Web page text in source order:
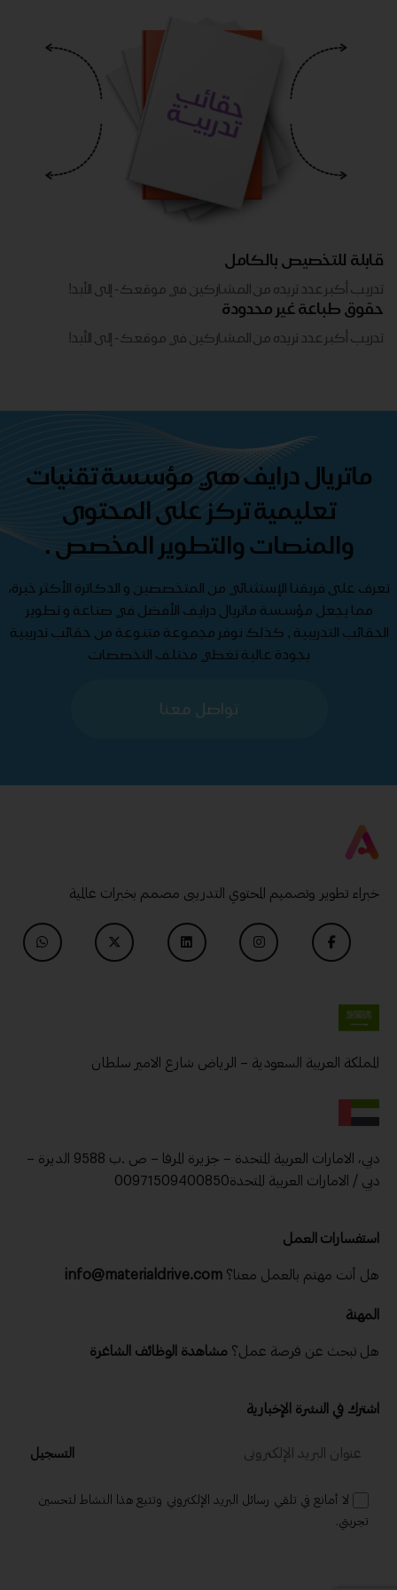
قابلة للتخصيص بالكامل
تدريب أكبر عدد تريده من المشاركين في موقعك - ​​إلى الأبد!
حقوق طباعة غير محدودة
تدريب أكبر عدد تريده من المشاركين في موقعك - ​​إلى الأبد!
ماتريال درايف هي مؤسسة تقنيات
تعليمية تركز على المحتوى
والمنصات والتطوير المخصص .
تعرف على فريقنا الإستثنائي من المتخصصين و الدكاترة الأكثر خبرة،
مما يجعل مؤسسة ماتريال درايف الأفضل في صناعة و تطوير
الحقائب التدريبية , كذلك نوفر مجموعة متنوعة من حقائب تدريبية
بجودة عالية تغطي مختلف التخصصات
تواصل معنا
خبراء تطوير وتصميم المحتوي التدريبى مصمم بخبرات عالمية
المملكة العربية السعودية – الرياض شارع الامير سلطان
دبي، الامارات العربية المتحدة – جزيرة المرفا – ص .ب 9588 الديرة –
دبي / الامارات العربية المتحدة00971509400850
استفسارات العمل
هل أنت مهتم بالعمل معنا؟ info@materialdrive.com
المهنة
هل تبحث عن فرصة عمل؟ مشاهدة الوظائف الشاغرة
اشترك في النشرة الإخبارية
التسجيل
لا أمانع في تلقي رسائل البريد الإلكتروني وتتبع هذا النشاط لتحسين
تجربتي.